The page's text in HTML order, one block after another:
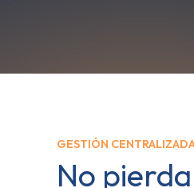
GESTIÓN
No